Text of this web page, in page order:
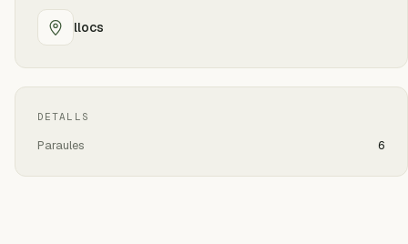
llocs
DETALLS
Paraules 6